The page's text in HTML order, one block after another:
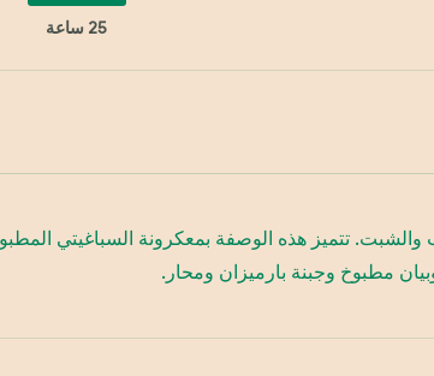
25 ساعة
والشبت. تتميز هذه الوصفة بمعكرونة السباغيتي
مطبوخ وجبنة بارميزان ومحار.